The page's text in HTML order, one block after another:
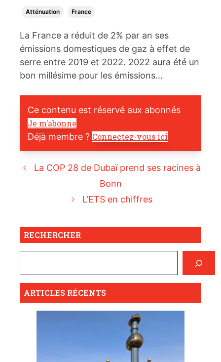
Atténuation France
La France a réduit de 2% par an ses
émissions domestiques de gaz à effet de
serre entre 2019 et 2022. 2022 aura été un
bon millésime pour les émissions…
Ce contenu est réservé aux abonnés
Je m’abonne
Déjà membre ? Connectez-vous ici
La COP 28 de Dubaï prend ses racines à
Bonn
L’ETS en chiffres
RECHERCHER
ARTICLES RÉCENTS